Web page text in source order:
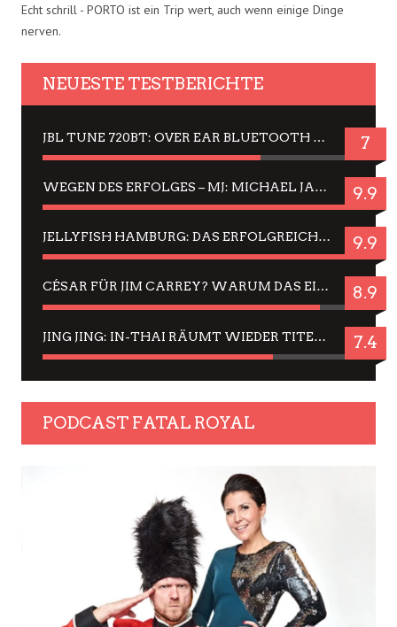
Echt schrill - PORTO ist ein Trip wert, auch wenn einige Dinge
nerven.
NEUESTE TESTBERICHTE
JBL TUNE 720BT: OVER EAR BLUETOOTH KOPFHÖRER UM DIE 50,-€ IM DAUER-TEST 7
WEGEN DES ERFOLGES – MJ: MICHAEL JACKSON MUSICAL IN EINER MATINEE SEHEN 9.9
JELLYFISH HAMBURG: DAS ERFOLGREICHE SOMMER-MENÜ 2025 IN GEFÜHLEN UND BILDERN 9.9
CÉSAR FÜR JIM CARREY? WARUM DAS EINER DER NERVIGSTEN ACTORS IST UND BLEIBT 8.9
JING JING: IN-THAI RÄUMT WIEDER TITEL AB – EIN ZWEI-STUNDEN-ERLEBNISBERICHT 7.4
PODCAST FATAL ROYAL